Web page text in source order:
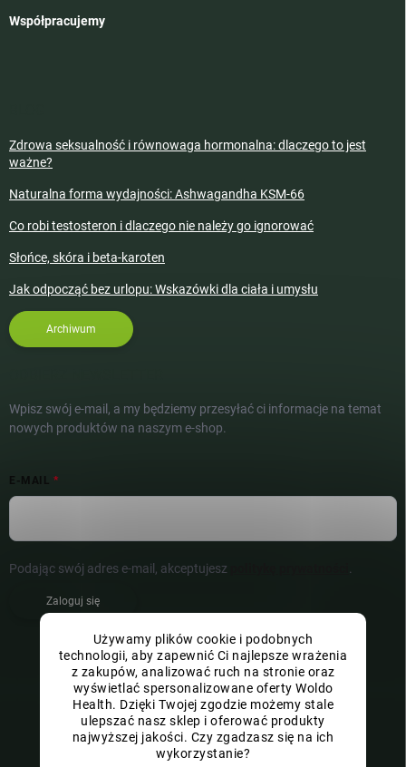
Używamy plików cookie i podobnych
technologii, aby zapewnić Ci najlepsze wrażenia
z zakupów, analizować ruch na stronie oraz
wyświetlać spersonalizowane oferty Woldo
Health. Dzięki Twojej zgodzie możemy stale
ulepszać nasz sklep i oferować produkty
najwyższej jakości. Czy zgadzasz się na ich
wykorzystanie?
Współpracujemy
Zdrowa seksualność i równowaga hormonalna: dlaczego to jest
ważne?
Naturalna forma wydajności: Ashwagandha KSM-66
Co robi testosteron i dlaczego nie należy go ignorować
Słońce, skóra i beta-karoten
Jak odpocząć bez urlopu: Wskazówki dla ciała i umysłu
Archiwum
Wpisz swój e-mail, a my będziemy przesyłać ci informacje na temat
nowych produktów na naszym e-shop.
E-MAIL
Podając swój adres e-mail, akceptujesz .
Zaloguj się